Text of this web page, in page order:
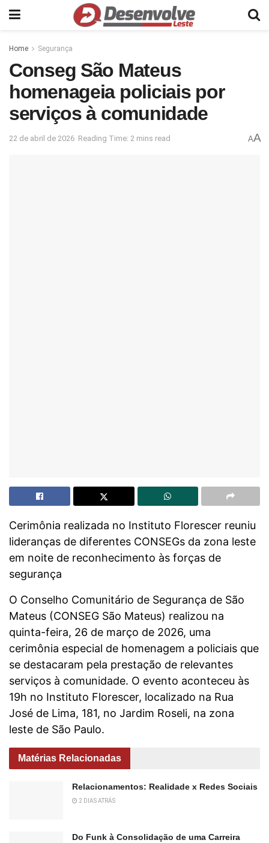
Home Segurança
Conseg São Mateus
homenageia policiais por
serviços à comunidade
22 de abril de 2026 Reading Time: 2 mins read AA
Cerimônia realizada no Instituto Florescer reuniu
lideranças de diferentes CONSEGs da zona leste
em noite de reconhecimento às forças de
segurança
O Conselho Comunitário de Segurança de São
Mateus (CONSEG São Mateus) realizou na
quinta-feira, 26 de março de 2026, uma
cerimônia especial de homenagem a policiais que
se destacaram pela prestação de relevantes
serviços à comunidade. O evento aconteceu às
19h no Instituto Florescer, localizado na Rua
José de Lima, 181, no Jardim Roseli, na zona
leste de São Paulo.
Matérias Relacionadas
Relacionamentos: Realidade x Redes Sociais
2 DIAS ATRÁS
Do Funk à Consolidação de uma Carreira